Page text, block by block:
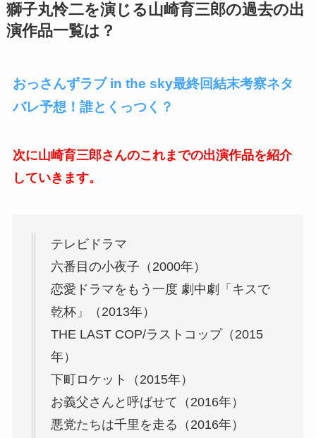
獅子丸怜二を演じる山崎育三郎の過去の出
演作品一覧は？
おっさんずラブ in the sky最終回結末考察ネタ
バレ予想！誰とくっつく？
次に山崎育三郎さんのこれまでの出演作品を紹介
していきます。
テレビドラマ
六番目の小夜子（2000年）
恋愛ドラマをもう一度 劇中劇「キスで
乾杯」（2013年）
THE LAST COP/ラストコップ（2015
年）
下町ロケット（2015年）
お義父さんと呼ばせて（2016年）
悪党たちは千里を走る（2016年）